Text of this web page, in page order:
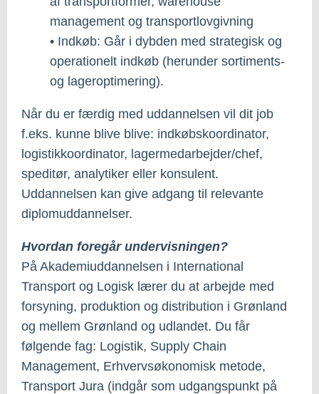
management og transportlovgivning
• Indkøb: Går i dybden med strategisk og
operationelt indkøb (herunder sortiments-
og lageroptimering).
Når du er færdig med uddannelsen vil dit job
f.eks. kunne blive blive: indkøbskoordinator,
logistikkoordinator, lagermedarbejder/chef,
speditør, analytiker eller konsulent.
Uddannelsen kan give adgang til relevante
diplomuddannelser.
Hvordan foregår undervisningen?
På Akademiuddannelsen i International
Transport og Logisk lærer du at arbejde med
forsyning, produktion og distribution i Grønland
og mellem Grønland og udlandet. Du får
følgende fag: Logistik, Supply Chain
Management, Erhvervsøkonomisk metode,
Transport Jura (indgår som udgangspunkt på